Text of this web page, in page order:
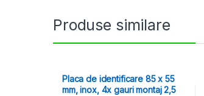
Produse similare
Placa de identificare 85 x 55
mm, inox, 4x gauri montaj 2,5